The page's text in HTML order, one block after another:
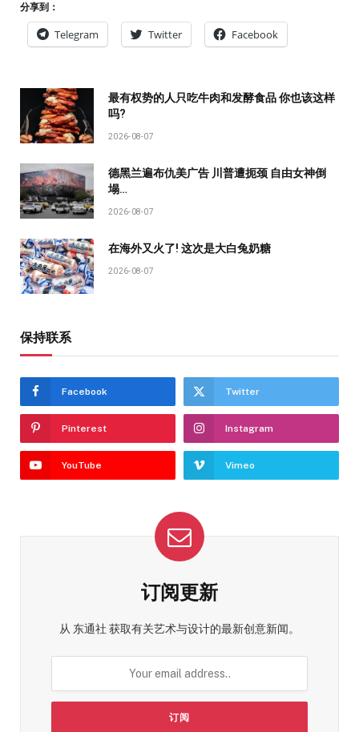
分享到：
Telegram Twitter Facebook
最有权势的人只吃牛肉和发酵食品 你也该这样
吗?
2026-08-07
德黑兰遍布仇美广告 川普遭扼颈 自由女神倒
塌…
2026-08-07
在海外又火了! 这次是大白兔奶糖
2026-08-07
保持联系
Facebook Twitter
Pinterest Instagram
YouTube Vimeo
订阅更新
从 东通社 获取有关艺术与设计的最新创意新闻。